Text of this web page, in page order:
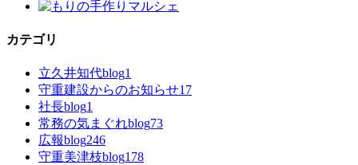
カテゴリ
立久井知代blog1
守重建設からのお知らせ17
社長blog1
常務の気まぐれblog73
広報blog246
守重美津枝blog178